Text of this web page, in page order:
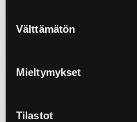
valinta
Välttämätön
Mieltymykset
Tilastot